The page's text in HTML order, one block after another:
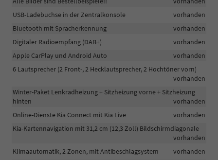
USB-Ladebuchse in der Zentralkonsole
vorhanden
Bluetooth mit Spracherkennung
vorhanden
Digitaler Radioempfang (DAB+)
vorhanden
Apple CarPlay und Android Auto
vorhanden
6 Lautsprecher (2 Front-, 2 Hecklautsprecher, 2 Hochtöner vorn)
vorhanden
Winter-Paket Lenkradheizung + Sitzheizung vorne + Sitzheizung
hinten
vorhanden
Online-Dienste Kia Connect mit Kia Live
vorhanden
Kia-Kartennavigation mit 31,2 cm (12,3 Zoll) Bildschirmdiagonale
vorhanden
Klimaautomatik, 2 Zonen, mit Antibeschlagsystem
vorhanden